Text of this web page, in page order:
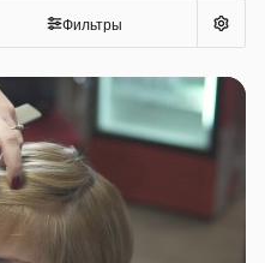
Фильтры